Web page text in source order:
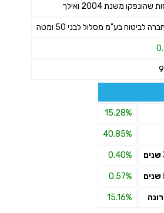
שהונפקו משנת 2004 ואילך
לביטוח בע"מ מסלול לבני 50 ומטה
15.28%
40.85%
0.40%
0.57%
15.16%